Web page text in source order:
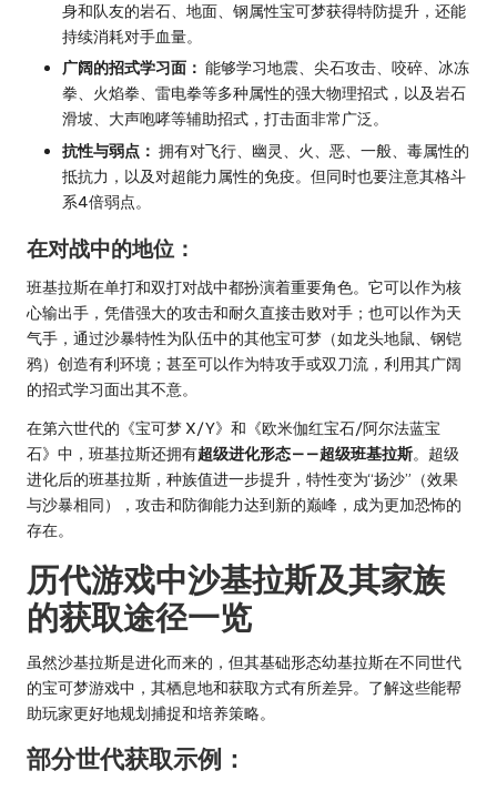
身和队友的岩石、地面、钢属性宝可梦获得特防提升，还能
持续消耗对手血量。
广阔的招式学习面： 能够学习地震、尖石攻击、咬碎、冰冻
拳、火焰拳、雷电拳等多种属性的强大物理招式，以及岩石
滑坡、大声咆哮等辅助招式，打击面非常广泛。
抗性与弱点： 拥有对飞行、幽灵、火、恶、一般、毒属性的
抵抗力，以及对超能力属性的免疫。但同时也要注意其格斗
系4倍弱点。
在对战中的地位：
班基拉斯在单打和双打对战中都扮演着重要角色。它可以作为核
心输出手，凭借强大的攻击和耐久直接击败对手；也可以作为天
气手，通过沙暴特性为队伍中的其他宝可梦（如龙头地鼠、钢铠
鸦）创造有利环境；甚至可以作为特攻手或双刀流，利用其广阔
的招式学习面出其不意。
在第六世代的《宝可梦 X/Y》和《欧米伽红宝石/阿尔法蓝宝
石》中，班基拉斯还拥有超级进化形态——超级班基拉斯。超级
进化后的班基拉斯，种族值进一步提升，特性变为“扬沙”（效果
与沙暴相同），攻击和防御能力达到新的巅峰，成为更加恐怖的
存在。
历代游戏中沙基拉斯及其家族
的获取途径一览
虽然沙基拉斯是进化而来的，但其基础形态幼基拉斯在不同世代
的宝可梦游戏中，其栖息地和获取方式有所差异。了解这些能帮
助玩家更好地规划捕捉和培养策略。
部分世代获取示例：